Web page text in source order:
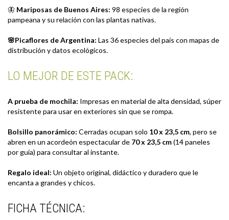
🦋 Mariposas de Buenos Aires: 98 especies de la región
pampeana y su relación con las plantas nativas.
🌸Picaflores de Argentina: Las 36 especies del país con mapas de
distribución y datos ecológicos.
LO MEJOR DE ESTE PACK:
A prueba de mochila: Impresas en material de alta densidad, súper
resistente para usar en exteriores sin que se rompa.
Bolsillo panorámico: Cerradas ocupan solo 10 x 23,5 cm, pero se
abren en un acordeón espectacular de 70 x 23,5 cm(14 paneles
por guía) para consultar al instante.
Regalo ideal: Un objeto original, didáctico y duradero que le
encanta a grandes y chicos.
FICHA TÉCNICA: